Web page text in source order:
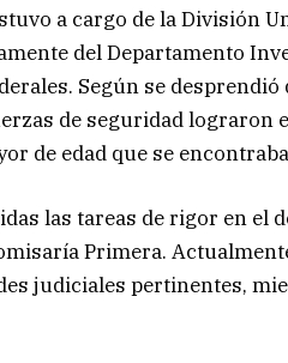
a cargo de la División
del Departamento
Según se
de seguridad lograron
de edad que se
las tareas de rigor en el
Primera.
judiciales pertinentes,